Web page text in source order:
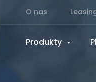
Produkty
O nas